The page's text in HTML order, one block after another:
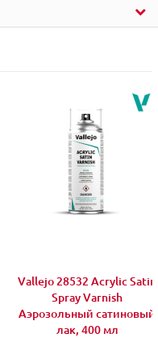
Vallejo 28532 Acrylic Satin
Spray Varnish
Аэрозольный сатиновый
лак, 400 мл